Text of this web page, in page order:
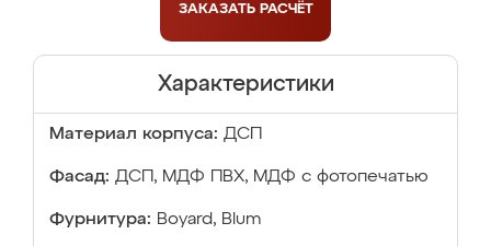
ЗАКАЗАТЬ РАСЧЁТ
Характеристики
Материал корпуса: ДСП
Фасад: ДСП, МДФ ПВХ, МДФ с фотопечатью
Фурнитура: Boyard, Blum